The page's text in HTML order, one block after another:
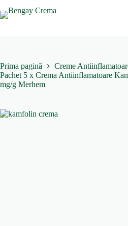
la
Prima pagină
Creme
Pachet 5 x Crema Antiinflamatoare
mg/g Merhem